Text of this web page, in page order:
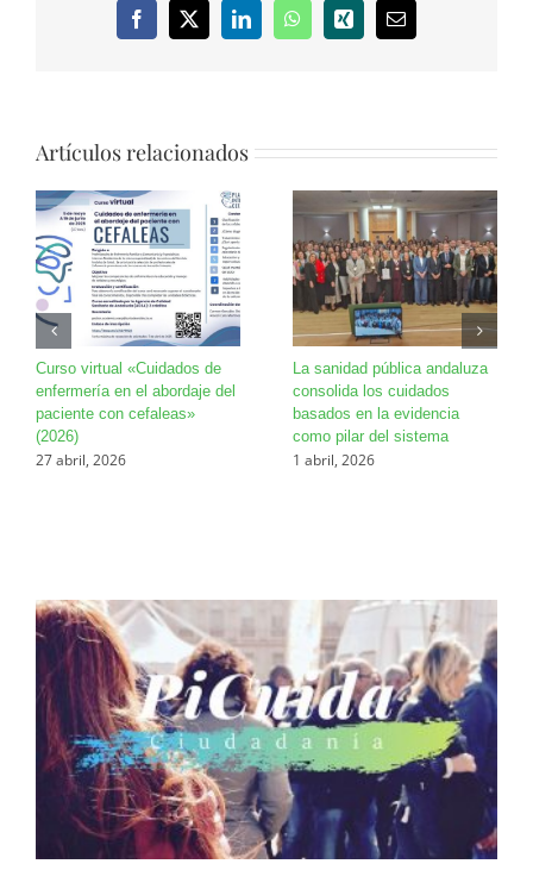
Facebook
X LinkedInWhatsApp
Xing
Correo
Artículos relacionados
Curso virtual «Cuidados de
enfermería en el abordaje del
paciente con cefaleas»
(2026)
27 abril, 2026
La sanidad pública andaluza
consolida los cuidados
basados en la evidencia
como pilar del sistema
1 abril, 2026